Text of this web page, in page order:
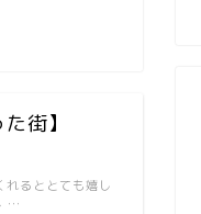
街】
るととても嬉し
…